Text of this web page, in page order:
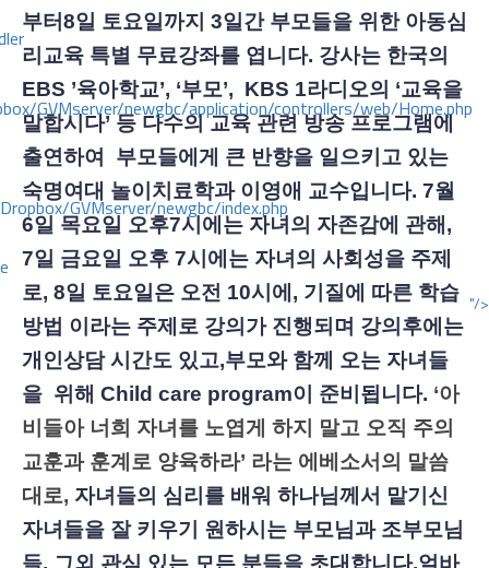
GVMserver/newgbc/application/controllers/web/Home.php
GVMserver/newgbc/index.php
"/>
부터8일 토요일까지 3일간 부모들을 위한 아동심
리교육 특별 무료강좌를 엽니다. 강사는 한국의
EBS ’육아학교’, ‘부모’, KBS 1라디오의 ‘교육을
말합시다’ 등 다수의 교육 관련 방송 프로그램에
출연하여 부모들에게 큰 반향을 일으키고 있는
숙명여대 놀이치료학과 이영애 교수입니다. 7월
6일 목요일 오후7시에는 자녀의 자존감에 관해,
7일 금요일 오후 7시에는 자녀의 사회성을 주제
로, 8일 토요일은 오전 10시에, 기질에 따른 학습
방법 이라는 주제로 강의가 진행되며 강의후에는
개인상담 시간도 있고,부모와 함께 오는 자녀들
을 위해 Child care program이 준비됩니다. ‘아
비들아 너희 자녀를 노엽게 하지 말고 오직 주의
교훈과 훈계로 양육하라’ 라는 에베소서의 말씀
대로, 자녀들의 심리를 배워 하나님께서 맡기신
자녀들을 잘 키우기 원하시는 부모님과 조부모님
들, 그외 관심 있는 모든 분들을 초대합니다.얼바